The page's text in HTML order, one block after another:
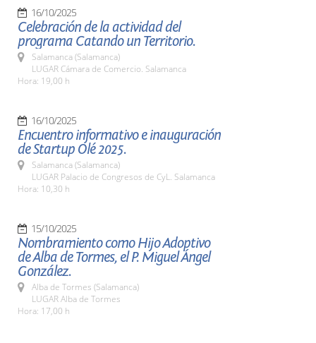
16/10/2025
Celebración de la actividad del
programa Catando un Territorio.
Salamanca (Salamanca)
LUGAR Cámara de Comercio. Salamanca
Hora: 19,00 h
16/10/2025
Encuentro informativo e inauguración
de Startup Olé 2025.
Salamanca (Salamanca)
LUGAR Palacio de Congresos de CyL. Salamanca
Hora: 10,30 h
15/10/2025
Nombramiento como Hijo Adoptivo
de Alba de Tormes, el P. Miguel Ángel
González.
Alba de Tormes (Salamanca)
LUGAR Alba de Tormes
Hora: 17,00 h